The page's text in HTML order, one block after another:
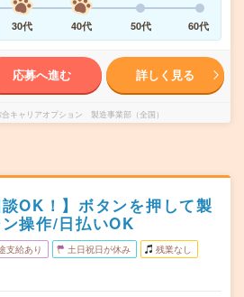
30代 40代 50代 60代
応募へ進む 詳しく見る
キャリアオプション 製造事業部（全国）
談OK！】ボタンを押して製
操作/日払いOK
支給あり 土日祝日が休み 残業なし